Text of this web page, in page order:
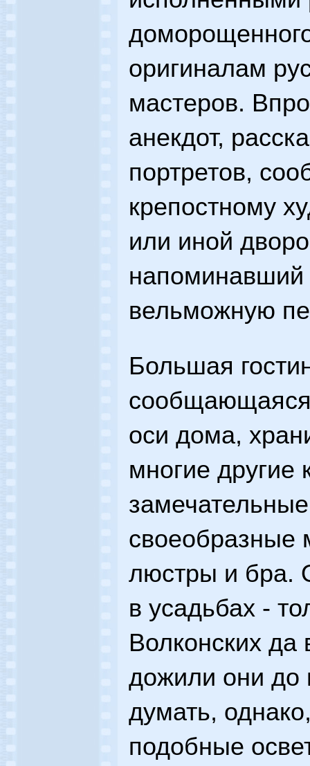
оригиналам
мастеров.
анекдот,
портретов,
крепостному
или иной
вельможную
Большая
сообщающаяся
оси дома,
многие другие
люстры и бра.
в усадьбах -
Волконских да
дожили они до
думать,
подобные